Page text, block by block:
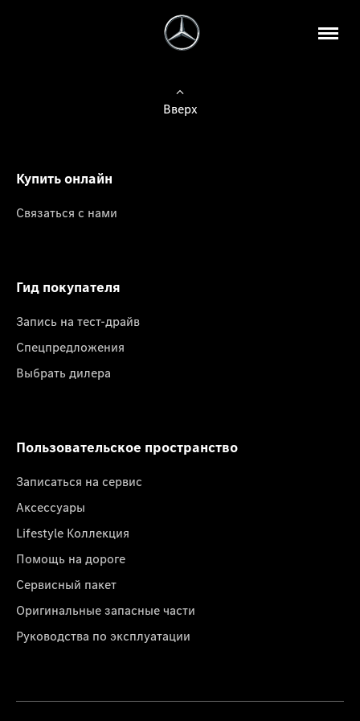
Вверх
Купить онлайн
Связаться с нами
Гид покупателя
Запись на тест-драйв
Спецпредложения
Выбрать дилера
Пользовательское пространство
Записаться на сервис
Аксессуары
Lifestyle Коллекция
Помощь на дороге
Сервисный пакет
Оригинальные запасные части
Руководства по эксплуатации